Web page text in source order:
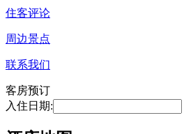
住客评论
周边景点
联系我们
客房预订
入住日期: